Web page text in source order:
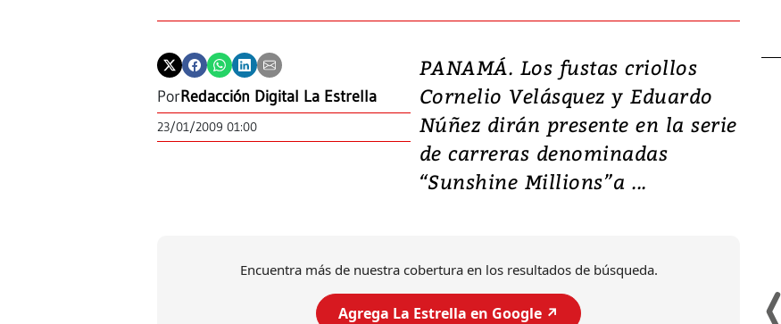
PorRedacción Digital La Estrella
23/01/2009 01:00
PANAMÁ. Los fustas criollos
Cornelio Velásquez y Eduardo
Núñez dirán presente en la serie
de carreras denominadas
“Sunshine Millions”a ...
Encuentra más de nuestra cobertura en los resultados de búsqueda.
Agrega La Estrella en Google ↗️
Video, Japón: Terremoto
deja heridos y graves
daños en Kumamoto